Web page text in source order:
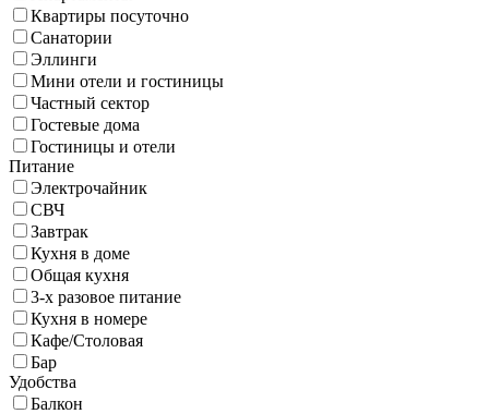
Квартиры посуточно
Санатории
Эллинги
Мини отели и гостиницы
Частный сектор
Гостевые дома
Гостиницы и отели
Питание
Электрочайник
СВЧ
Завтрак
Кухня в доме
Общая кухня
3-х разовое питание
Кухня в номере
Кафе/Столовая
Бар
Удобства
Балкон